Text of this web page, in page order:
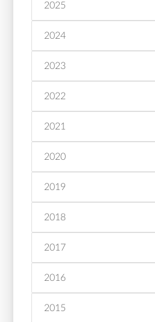
2025
2024
2023
2022
2021
2020
2019
2018
2017
2016
2015